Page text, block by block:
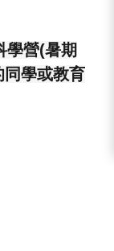
學營(暑期
同學或教育